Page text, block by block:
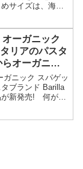
サイズは、海老
ーガニック
リアのパスタ
オーガニッ
が違うの？
ガニック スパゲッ
ブランド Barilla
新発売! 何が違